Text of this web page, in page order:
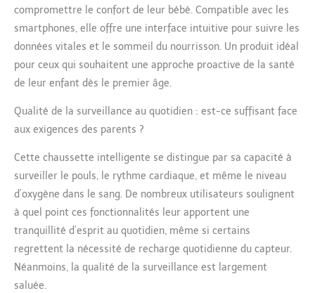
Recevez des rapports
quotidiens
personnalisés. Restez
toujours informé :
Lorsque les paramètres
de votre enfant
chaussette se détache,
Personnalisez les
alertes pour une
expérience idéale.
Vision claire, jour et
nuit : Enregistrez des
détails 2K ultra-nets et
suivez tout ce qui se
passe dans la chambre
de votre enfant. La
compromettre le confort de leur bébé. Compatible avec les
smartphones, elle offre une interface intuitive pour suivre les
données vitales et le sommeil du nourrisson. Un produit idéal
pour ceux qui souhaitent une approche proactive de la santé
de leur enfant dès le premier âge.
Qualité de la surveillance au quotidien : est-ce suffisant face
aux exigences des parents ?
Cette chaussette intelligente se distingue par sa capacité à
surveiller le pouls, le rythme cardiaque, et même le niveau
d’oxygène dans le sang. De nombreux utilisateurs soulignent
à quel point ces fonctionnalités leur apportent une
tranquillité d’esprit au quotidien, même si certains
regrettent la nécessité de recharge quotidienne du capteur.
Néanmoins, la qualité de la surveillance est largement
saluée.